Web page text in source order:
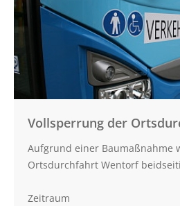
Raabe-
Straße in
Preetz
Vollsperrung der
Aufgrund einer Baumaßnahme
Ortsdurchfahrt Wentorf
Zeitraum